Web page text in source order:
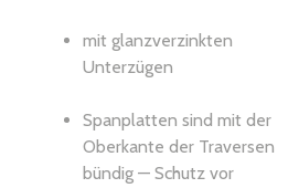
mit glanzverzinkten
Unterzügen
Spanplatten sind mit der
Oberkante der Traversen
bündig — Schutz vor